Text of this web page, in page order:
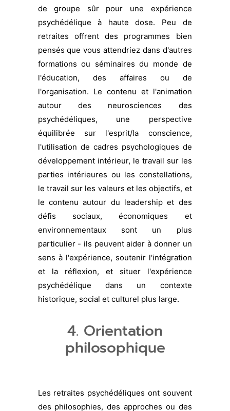
de groupe sûr pour une expérience
psychédélique à haute dose. Peu de
retraites offrent des programmes bien
pensés que vous attendriez dans d'autres
formations ou séminaires du monde de
l'éducation, des affaires ou de
l'organisation. Le contenu et l'animation
autour des neurosciences des
psychédéliques, une perspective
équilibrée sur l'esprit/la conscience,
l'utilisation de cadres psychologiques de
développement intérieur, le travail sur les
parties intérieures ou les constellations,
le travail sur les valeurs et les objectifs, et
le contenu autour du leadership et des
défis sociaux, économiques et
environnementaux sont un plus
particulier - ils peuvent aider à donner un
sens à l'expérience, soutenir l'intégration
et la réflexion, et situer l'expérience
psychédélique dans un contexte
historique, social et culturel plus large.
4. Orientation
philosophique
Les retraites psychédéliques ont souvent
des philosophies, des approches ou des